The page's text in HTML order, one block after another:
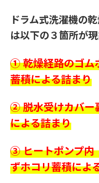
ドラム式洗濯機の
は以下の３箇所が
① 乾燥経路のゴム
蓄積による詰まり
② 脱水受けカバー
による詰まり
③ ヒートポンプ内
ずホコリ蓄積によ